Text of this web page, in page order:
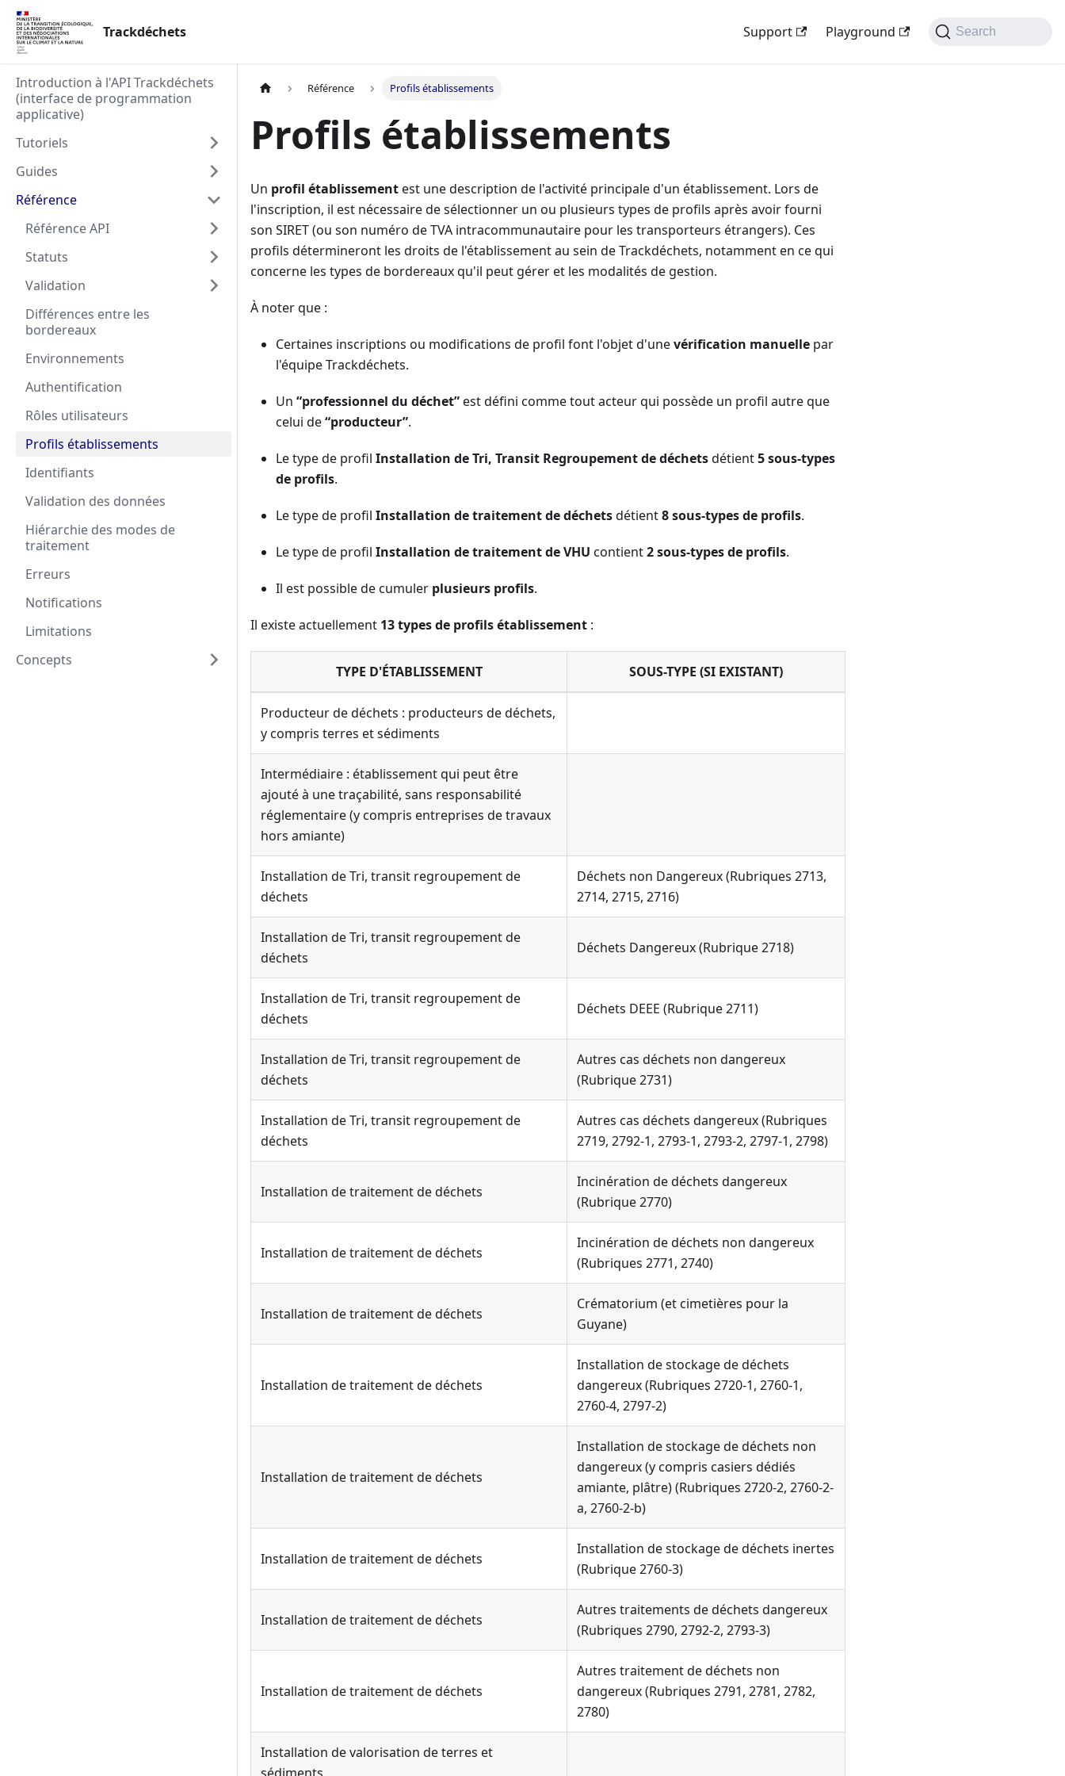
Trackdéchets Support Playground Search
Introduction à l'API Trackdéchets
(interface de programmation
applicative)
Tutoriels
Guides
Référence
Référence API
Statuts
Validation
Différences entre les
bordereaux
Environnements
Authentification
Rôles utilisateurs
Profils établissements
Identifiants
Validation des données
Hiérarchie des modes de
traitement
Erreurs
Notifications
Limitations
Concepts
Référence Profils établissements
Profils établissements
Un profil établissementest une description de l'activité principale d'un établissement. Lors de
l'inscription, il est nécessaire de sélectionner un ou plusieurs types de profils après avoir fourni
son SIRET (ou son numéro de TVA intracommunautaire pour les transporteurs étrangers). Ces
profils détermineront les droits de l'établissement au sein de Trackdéchets, notamment en ce qui
concerne les types de bordereaux qu'il peut gérer et les modalités de gestion.
À noter que :
Certaines inscriptions ou modifications de profil font l'objet d'unevérification manuelle par
l'équipe Trackdéchets.
Un “professionnel du déchet”est défini comme tout acteur qui possède un profil autre que
celui de“producteur”.
Le type de profil Installation de Tri, Transit Regroupement de déchetsdétient5 sous-types
de profils.
Le type de profil Installation de traitement de déchetsdétient8 sous-types de profils.
Le type de profil Installation de traitement de VHU contient2 sous-types de profils.
Il est possible de cumuler plusieurs profils.
Il existe actuellement 13 types de profils établissement :
TYPE D'ÉTABLISSEMENT SOUS-TYPE (SI EXISTANT)
Producteur de déchets : producteurs de déchets,
y compris terres et sédiments
Intermédiaire : établissement qui peut être
ajouté à une traçabilité, sans responsabilité
réglementaire (y compris entreprises de travaux
hors amiante)
Installation de Tri, transit regroupement de
déchets
Déchets non Dangereux (Rubriques 2713,
2714, 2715, 2716)
Installation de Tri, transit regroupement de
déchets
Déchets Dangereux (Rubrique 2718)
Installation de Tri, transit regroupement de
déchets
Déchets DEEE (Rubrique 2711)
Installation de Tri, transit regroupement de
déchets
Autres cas déchets non dangereux
(Rubrique 2731)
Installation de Tri, transit regroupement de
déchets
Autres cas déchets dangereux (Rubriques
2719, 2792-1, 2793-1, 2793-2, 2797-1, 2798)
Installation de traitement de déchets
Incinération de déchets dangereux
(Rubrique 2770)
Installation de traitement de déchets
Incinération de déchets non dangereux
(Rubriques 2771, 2740)
Installation de traitement de déchets
Crématorium (et cimetières pour la
Guyane)
Installation de traitement de déchets
Installation de stockage de déchets
dangereux (Rubriques 2720-1, 2760-1,
2760-4, 2797-2)
Installation de traitement de déchets
Installation de stockage de déchets non
dangereux (y compris casiers dédiés
amiante, plâtre) (Rubriques 2720-2, 2760-2-
a, 2760-2-b)
Installation de traitement de déchets
Installation de stockage de déchets inertes
(Rubrique 2760-3)
Installation de traitement de déchets
Autres traitements de déchets dangereux
(Rubriques 2790, 2792-2, 2793-3)
Installation de traitement de déchets
Autres traitement de déchets non
dangereux (Rubriques 2791, 2781, 2782,
2780)
Installation de valorisation de terres et